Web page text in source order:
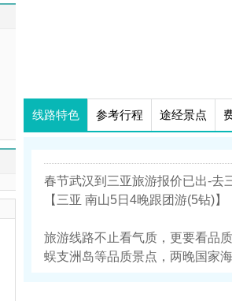
线路特色 参考行程 途经景点
春节武汉到三亚旅游报价已出-去
【三亚 南山5日4晚跟团游(5钻)】
旅游线路不止看气质，更要看品
蜈支洲岛等品质景点，两晚国家